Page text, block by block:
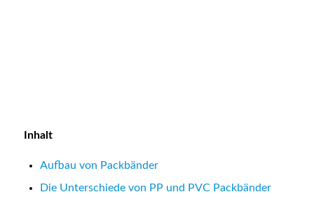
Inhalt
Aufbau von Packbänder
Die Unterschiede von PP und PVC Packbänder